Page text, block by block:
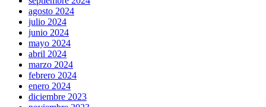
agosto 2024
julio 2024
junio 2024
mayo 2024
abril 2024
marzo 2024
febrero 2024
enero 2024
diciembre 2023